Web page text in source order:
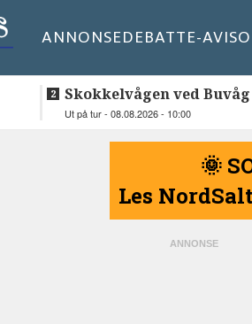
ANNONSEDEBATTE-AVIS
Skokkelvågen ved Buvåg
Ut på tur - 08.08.2026 - 10:00
🌞
Les